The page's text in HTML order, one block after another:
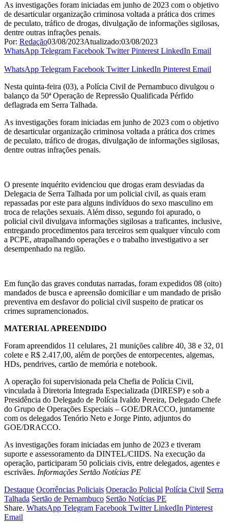
As investigações foram iniciadas em junho de 2023 com o objetivo
de desarticular organização criminosa voltada a prática dos crimes
de peculato, tráfico de drogas, divulgação de informações sigilosas,
dentre outras infrações penais.
Por: Redação03/08/2023Atualizado:03/08/2023
WhatsApp Telegram Facebook Twitter Pinterest LinkedIn Email
WhatsApp Telegram Facebook Twitter LinkedIn Pinterest Email
Nesta quinta-feira (03), a Polícia Civil de Pernambuco divulgou o
balanço da 50ª Operação de Repressão Qualificada Pérfido
deflagrada em Serra Talhada.
As investigações foram iniciadas em junho de 2023 com o objetivo
de desarticular organização criminosa voltada a prática dos crimes
de peculato, tráfico de drogas, divulgação de informações sigilosas,
dentre outras infrações penais.
O presente inquérito evidenciou que drogas eram desviadas da
Delegacia de Serra Talhada por um policial civil, as quais eram
repassadas por este para alguns indivíduos do sexo masculino em
troca de relações sexuais. Além disso, segundo foi apurado, o
policial civil divulgava informações sigilosas a traficantes, inclusive,
entregando procedimentos para terceiros sem qualquer vínculo com
a PCPE, atrapalhando operações e o trabalho investigativo a ser
desempenhado na região.
Em função das graves condutas narradas, foram expedidos 08 (oito)
mandados de busca e apreensão domiciliar e um mandado de prisão
preventiva em desfavor do policial civil suspeito de praticar os
crimes supramencionados.
MATERIAL APREENDIDO
Foram apreendidos 11 celulares, 21 munições calibre 40, 38 e 32, 01
colete e R$ 2.417,00, além de porções de entorpecentes, algemas,
HDs, pendrives, cartão de memória e notebook.
A operação foi supervisionada pela Chefia de Polícia Civil,
vinculada à Diretoria Integrada Especializada (DIRESP) e sob a
Presidência do Delegado de Polícia Ivaldo Pereira, Delegado Chefe
do Grupo de Operações Especiais – GOE/DRACCO, juntamente
com os delegados Tenório Neto e Jorge Pinto, adjuntos do
GOE/DRACCO.
As investigações foram iniciadas em junho de 2023 e tiveram
suporte e assessoramento da DINTEL/CIIDS. Na execução da
operação, participaram 50 policiais civis, entre delegados, agentes e
escrivães. Informações Sertão Notícias PE
Destaque Ocorrências Policiais Operação Policial Polícia Civil Serra
Talhada Sertão de Pernambuco Sertão Notícias PE
Share. WhatsApp Telegram Facebook Twitter LinkedIn Pinterest
Email